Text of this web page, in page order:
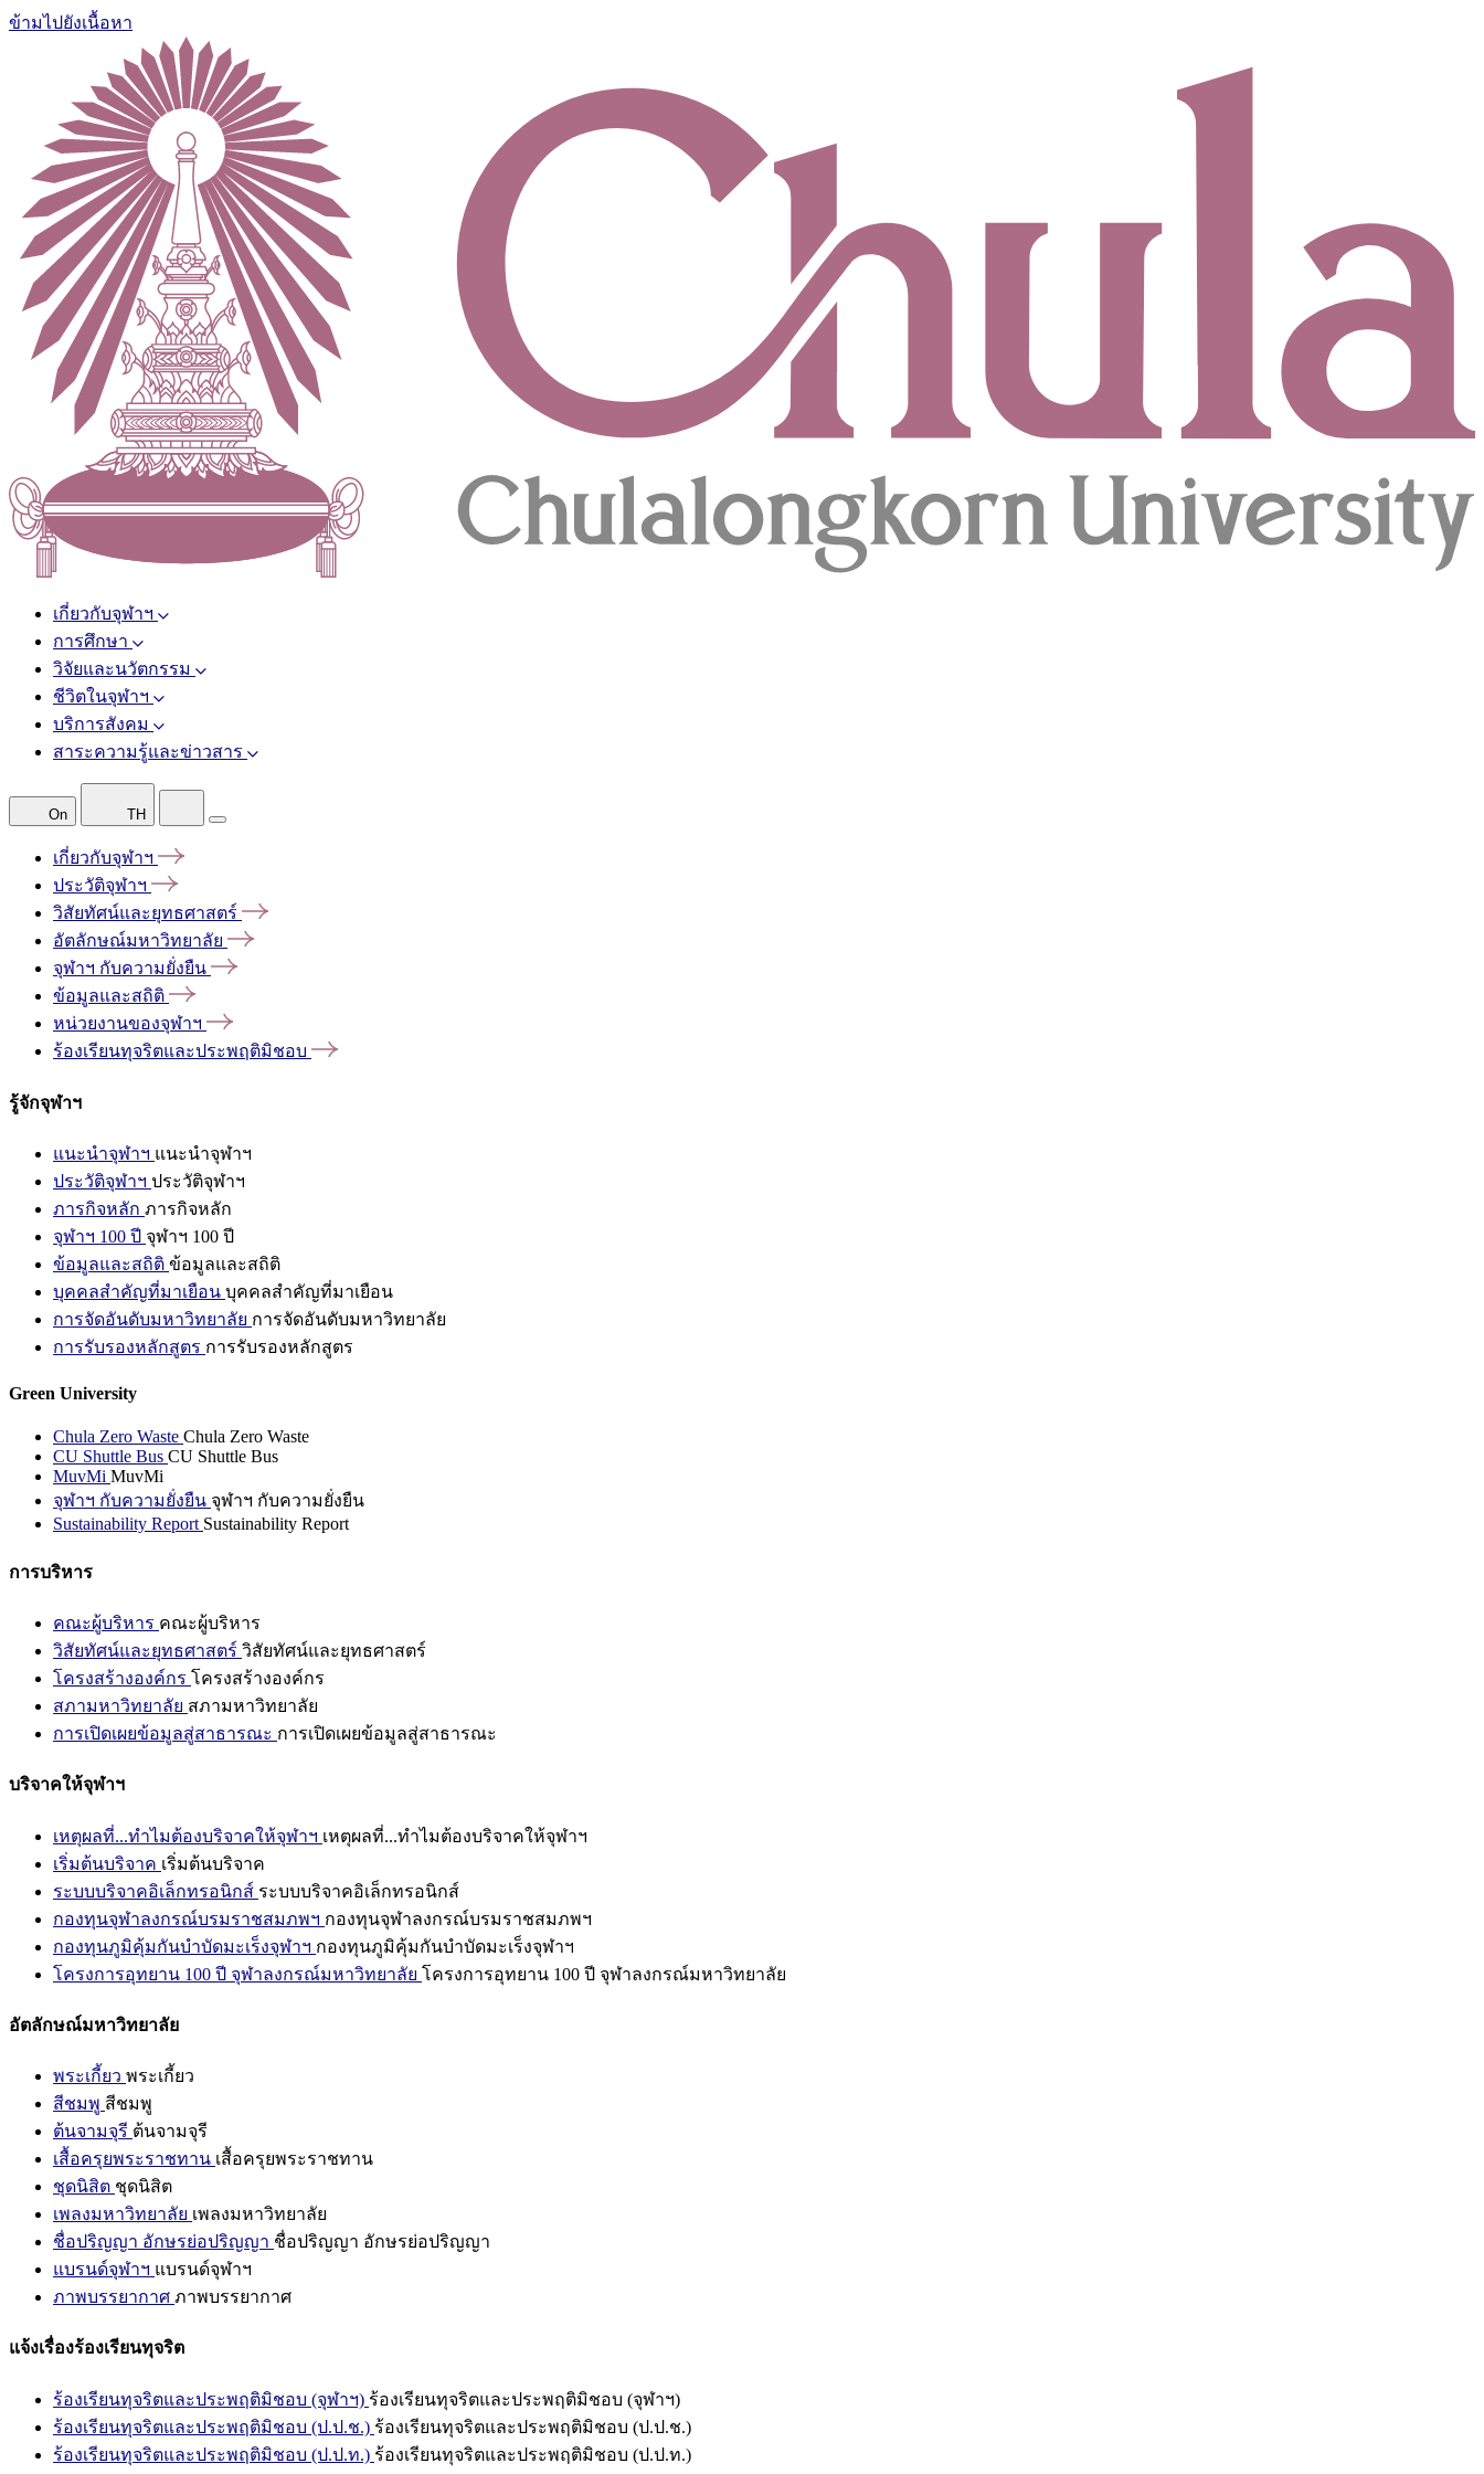
ข้ามไปยังเนื้อหา
เกี่ยวกับจุฬาฯ
การศึกษา
วิจัยและนวัตกรรม
ชีวิตในจุฬาฯ
บริการสังคม
สาระความรู้และข่าวสาร
On TH
เกี่ยวกับจุฬาฯ
ประวัติจุฬาฯ
วิสัยทัศน์และยุทธศาสตร์
อัตลักษณ์มหาวิทยาลัย
จุฬาฯ กับความยั่งยืน
ข้อมูลและสถิติ
หน่วยงานของจุฬาฯ
ร้องเรียนทุจริตและประพฤติมิชอบ
รู้จักจุฬาฯ
แนะนำจุฬาฯ แนะนำจุฬาฯ
ประวัติจุฬาฯ ประวัติจุฬาฯ
ภารกิจหลัก ภารกิจหลัก
จุฬาฯ 100 ปี จุฬาฯ 100 ปี
ข้อมูลและสถิติ ข้อมูลและสถิติ
บุคคลสำคัญที่มาเยือน บุคคลสำคัญที่มาเยือน
การจัดอันดับมหาวิทยาลัย การจัดอันดับมหาวิทยาลัย
การรับรองหลักสูตร การรับรองหลักสูตร
Green University
Chula Zero Waste Chula Zero Waste
CU Shuttle Bus CU Shuttle Bus
MuvMi MuvMi
จุฬาฯ กับความยั่งยืน จุฬาฯ กับความยั่งยืน
Sustainability Report Sustainability Report
การบริหาร
คณะผู้บริหาร คณะผู้บริหาร
วิสัยทัศน์และยุทธศาสตร์ วิสัยทัศน์และยุทธศาสตร์
โครงสร้างองค์กร โครงสร้างองค์กร
สภามหาวิทยาลัย สภามหาวิทยาลัย
การเปิดเผยข้อมูลสู่สาธารณะ การเปิดเผยข้อมูลสู่สาธารณะ
บริจาคให้จุฬาฯ
เหตุผลที่...ทำไมต้องบริจาคให้จุฬาฯ เหตุผลที่...ทำไมต้องบริจาคให้จุฬาฯ
เริ่มต้นบริจาค เริ่มต้นบริจาค
ระบบบริจาคอิเล็กทรอนิกส์ ระบบบริจาคอิเล็กทรอนิกส์
กองทุนจุฬาลงกรณ์บรมราชสมภพฯ กองทุนจุฬาลงกรณ์บรมราชสมภพฯ
กองทุนภูมิคุ้มกันบำบัดมะเร็งจุฬาฯ กองทุนภูมิคุ้มกันบำบัดมะเร็งจุฬาฯ
โครงการอุทยาน 100 ปี จุฬาลงกรณ์มหาวิทยาลัย โครงการอุทยาน 100 ปี จุฬาลงกรณ์มหาวิทยาลัย
อัตลักษณ์มหาวิทยาลัย
พระเกี้ยว พระเกี้ยว
สีชมพู สีชมพู
ต้นจามจุรี ต้นจามจุรี
เสื้อครุยพระราชทาน เสื้อครุยพระราชทาน
ชุดนิสิต ชุดนิสิต
เพลงมหาวิทยาลัย เพลงมหาวิทยาลัย
ชื่อปริญญา อักษรย่อปริญญา ชื่อปริญญา อักษรย่อปริญญา
แบรนด์จุฬาฯ แบรนด์จุฬาฯ
ภาพบรรยากาศ ภาพบรรยากาศ
แจ้งเรื่องร้องเรียนทุจริต
ร้องเรียนทุจริตและประพฤติมิชอบ (จุฬาฯ) ร้องเรียนทุจริตและประพฤติมิชอบ (จุฬาฯ)
ร้องเรียนทุจริตและประพฤติมิชอบ (ป.ป.ช.) ร้องเรียนทุจริตและประพฤติมิชอบ (ป.ป.ช.)
ร้องเรียนทุจริตและประพฤติมิชอบ (ป.ป.ท.) ร้องเรียนทุจริตและประพฤติมิชอบ (ป.ป.ท.)